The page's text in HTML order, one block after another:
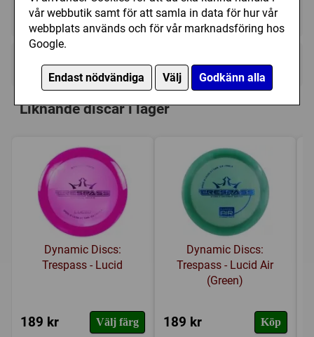
vår webbutik samt för att samla in data för hur vår
webbplats används och för vår marknadsföring hos
Google.
Endast nödvändiga Välj Godkänn alla
Tillfälligt slut
Kategori(er):Distance Driver
Liknande discar i lager
Dynamic Discs:
Trespass - Lucid
189 kr Välj färg
Dynamic Discs:
Trespass - Lucid Air
(Green)
189 kr Köp